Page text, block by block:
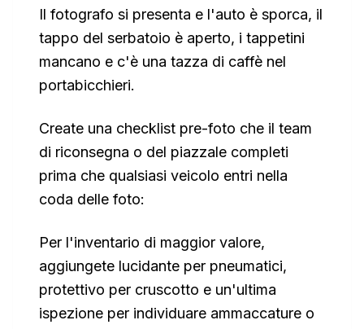
Il fotografo si presenta e l'auto è sporca, il
tappo del serbatoio è aperto, i tappetini
mancano e c'è una tazza di caffè nel
portabicchieri.
Create una checklist pre-foto che il team
di riconsegna o del piazzale completi
prima che qualsiasi veicolo entri nella
coda delle foto:
Per l'inventario di maggior valore,
aggiungete lucidante per pneumatici,
protettivo per cruscotto e un'ultima
ispezione per individuare ammaccature o